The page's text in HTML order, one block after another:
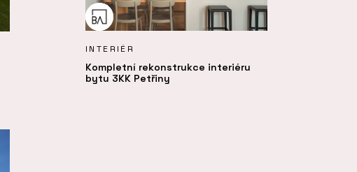
INTERIÉR
Kompletní rekonstrukce interiéru
bytu 3KK Petřiny